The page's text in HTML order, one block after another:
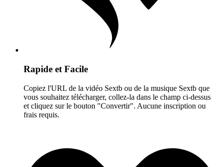
Rapide et Facile
Copiez l'URL de la vidéo Sextb ou de la musique Sextb que
vous souhaitez télécharger, collez-la dans le champ ci-dessus
et cliquez sur le bouton "Convertir". Aucune inscription ou
frais requis.